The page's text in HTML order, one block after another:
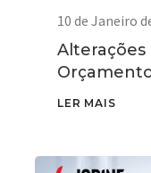
10 de Janeiro
Alterações
LER MAIS